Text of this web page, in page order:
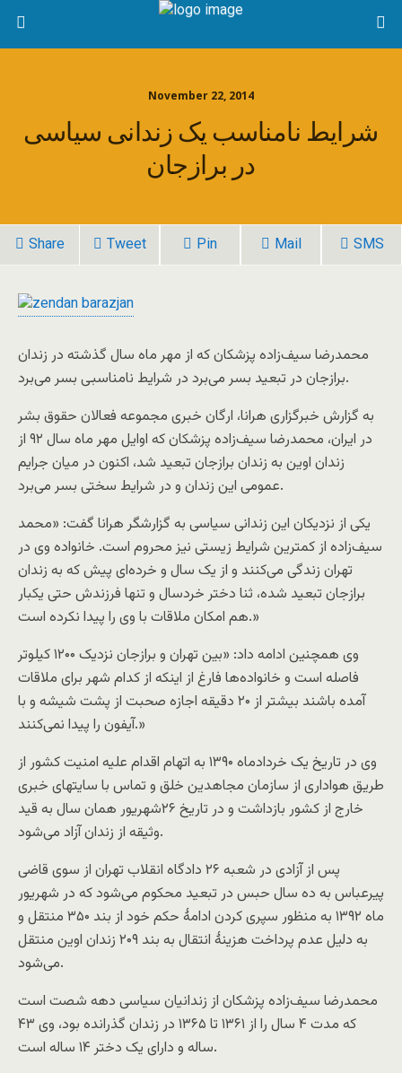
November 22, 2014
شرایط نامناسب یک زندانی سیاسی
در برازجان
Share Tweet Pin Mail SMS
محمدرضا سیف‌زاده پزشکان که از مهر ماه سال گذشته در زندان
برازجان در تبعید بسر می‌برد در شرایط نامناسبی بسر می‌برد.
به گزارش خبرگزاری هرانا، ارگان خبری مجموعه فعالان حقوق بشر
در ایران، محمدرضا سیف‌زاده پزشکان که اوایل مهر ماه سال ۹۲ از
زندان اوین به زندان برازجان تبعید شد، اکنون در میان جرایم
عمومی این زندان و در شرایط سختی بسر می‌برد.
یکی از نزدیکان این زندانی سیاسی به گزارشگر هرانا گفت: «محمد
سیف‌زاده از کمترین شرایط زیستی نیز محروم است. خانواده وی در
تهران زندگی می‌کنند و از یک سال و خرده‌ای پیش که به زندان
برازجان تبعید شده، ثنا دختر خردسال و تنها فرزندش حتی یکبار
هم امکان ملاقات با وی را پیدا نکرده است.»
وی همچنین ادامه داد: «بین تهران و برازجان نزدیک ۱۲۰۰ کیلو‌تر
فاصله است و خانواده‌ها فارغ از اینکه از کدام شهر برای ملاقات
آمده باشند بیشتر از ۲۰ دقیقه اجازه صحبت از پشت شیشه و با
آیفون را پیدا نمی‌کنند.»
وی در تاریخ یک خردادماه ۱۳۹۰ به اتهام اقدام علیه امنیت کشور از
طریق هواداری از سازمان مجاهدین خلق و تماس با سایتهای خبری
خارج از کشور بازداشت و در تاریخ ۲۶شهریور‌‌‌‌ همان سال به قید
وثیقه از زندان آزاد می‌شود.
پس از آزادی در شعبه ۲۶ دادگاه انقلاب تهران از سوی قاضی
پیرعباس به ده سال حبس در تبعید محکوم می‌شود که در شهریور
ماه ۱۳۹۲ به منظور سپری کردن ادامهٔ حکم خود از بند ۳۵۰ منتقل و
به دلیل عدم پرداخت هزینهٔ انتقال به بند ۲۰۹ زندان اوین منتقل
می‌شود.
محمدرضا سیف‌زاده پزشکان از زندانیان سیاسی دهه شصت است
که مدت ۴ سال را از ۱۳۶۱ تا ۱۳۶۵ در زندان گذرانده بود، وی ۴۳
ساله و دارای یک دختر ۱۴ ساله است.